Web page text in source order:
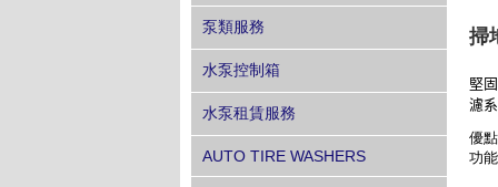
掃
堅
濾
優點
功
泵類服務
水泵控制箱
水泵租賃服務
AUTO TIRE WASHERS